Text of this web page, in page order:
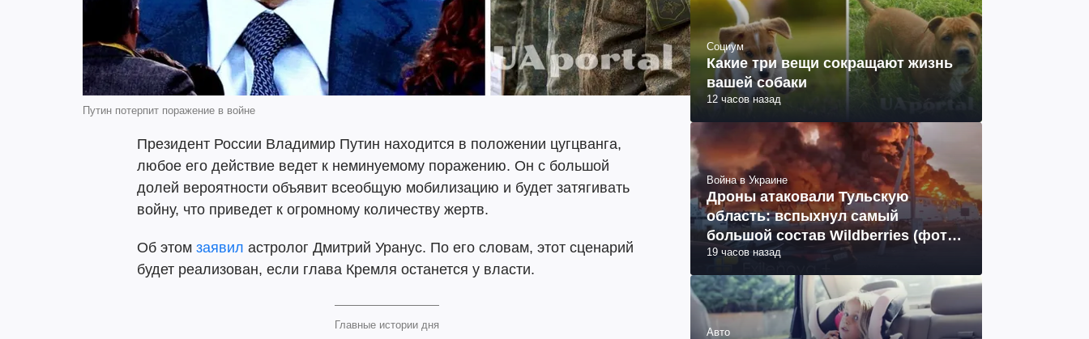
Путин потерпит поражение в войне
Президент России Владимир Путин находится в положении цугцванга,
любое его действие ведет к неминуемому поражению. Он с большой
долей вероятности объявит всеобщую мобилизацию и будет затягивать
войну, что приведет к огромному количеству жертв.
Об этом заявил астролог Дмитрий Уранус. По его словам, этот сценарий
будет реализован, если глава Кремля останется у власти.
Главные истории дня
Социум
Какие три вещи сокращают жизнь
вашей собаки
12 часов назад
Война в Украине
Дроны атаковали Тульскую
область: вспыхнул самый
большой состав Wildberries (фото,
видео)
19 часов назад
Авто